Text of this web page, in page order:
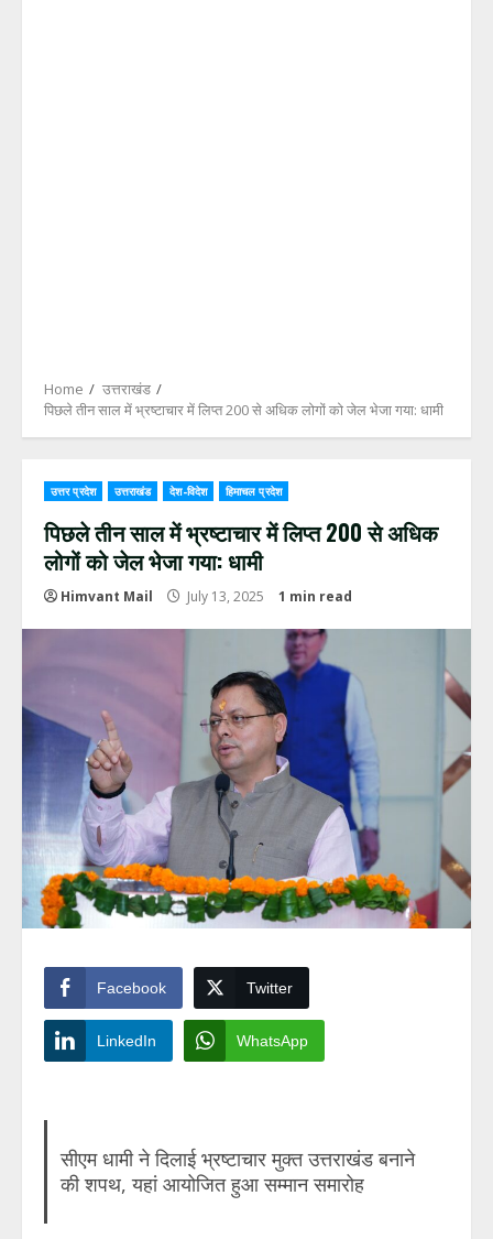
Home
उत्तराखंड
पिछले तीन साल में भ्रष्टाचार में लिप्त 200 से अधिक लोगों को जेल भेजा गया: धामी
उत्तर प्रदेश उत्तराखंड देश-विदेश हिमाचल प्रदेश
पिछले तीन साल में भ्रष्टाचार में लिप्त 200 से अधिक
लोगों को जेल भेजा गया: धामी
Himvant Mail July 13, 2025 1 min read
Facebook Twitter
LinkedIn WhatsApp
सीएम धामी ने दिलाई भ्रष्टाचार मुक्त उत्तराखंड बनाने
की शपथ, यहां आयोजित हुआ सम्मान समारोह